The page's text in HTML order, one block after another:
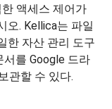
액세스 제어가
오. Kellica는 파일
한 자산 관리 도구
서를 Google 드라
관할 수 있다.